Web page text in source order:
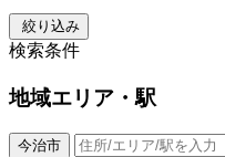
絞り込み
検索条件
地域エリア・駅
今治市